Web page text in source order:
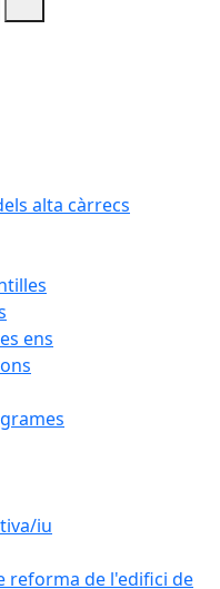
alta càrrecs
ens
iu
reforma de l'edifici de